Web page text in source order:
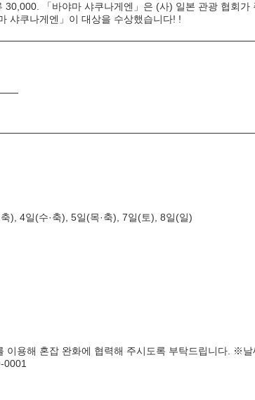
「바야마 샤쿠나게엔」은 (사) 일본 관광 협회가
샤쿠나게엔」이 대상을 수상했습니다! !
), 4일(수·축), 5일(목·축), 7일(토), 8일(일)
용해 혼잡 완화에 협력해 주시도록 부탁드립니다. ※
0001